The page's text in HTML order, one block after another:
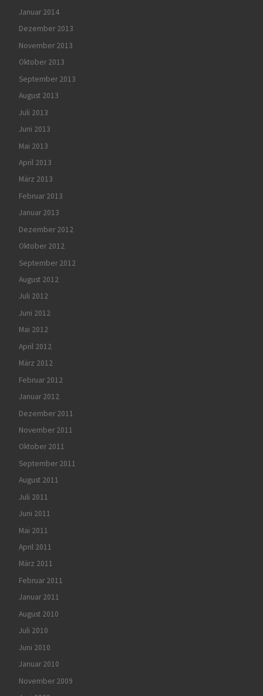
Januar 2014
Dezember 2013
November 2013
Oktober 2013
September 2013
August 2013
Juli 2013
Juni 2013
Mai 2013
April 2013
März 2013
Februar 2013
Januar 2013
Dezember 2012
Oktober 2012
September 2012
August 2012
Juli 2012
Juni 2012
Mai 2012
April 2012
März 2012
Februar 2012
Januar 2012
Dezember 2011
November 2011
Oktober 2011
September 2011
August 2011
Juli 2011
Juni 2011
Mai 2011
April 2011
März 2011
Februar 2011
Januar 2011
August 2010
Juli 2010
Juni 2010
Januar 2010
November 2009